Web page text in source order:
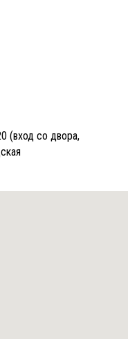
(вход со двора,